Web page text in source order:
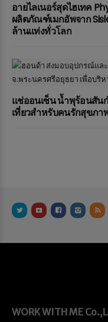
อายไลเนอร์สุดไฮเทค
ผลิตภัณฑ์เมกอัพจาก
ล้านแท่งทั่วโลก
แช่ออนเซ็น น้ำพุร้อนสัน
เที่ยวสำหรับคนรักสุขภา
WORK WITH ME